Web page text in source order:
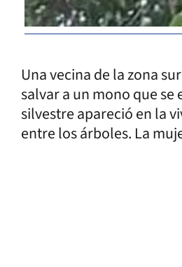
Una vecina de la zona
salvar a un mono que se
silvestre apareció en la
entre los árboles. La